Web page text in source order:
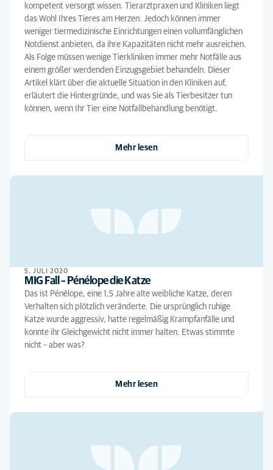
kompetent versorgt wissen. Tierarztpraxen und Kliniken liegt
das Wohl Ihres Tieres am Herzen. Jedoch können immer
weniger tiermedizinische Einrichtungen einen vollumfänglichen
Notdienst anbieten, da ihre Kapazitäten nicht mehr ausreichen.
Als Folge müssen wenige Tierkliniken immer mehr Notfälle aus
einem größer werdenden Einzugsgebiet behandeln. Dieser
Artikel klärt über die aktuelle Situation in den Kliniken auf,
erläutert die Hintergründe, und was Sie als Tierbesitzer tun
können, wenn Ihr Tier eine Notfallbehandlung benötigt.
Mehr lesen
5. JULI 2020
MIG Fall – Pénélope die Katze
Das ist Pénélope, eine 1,5 Jahre alte weibliche Katze, deren
Verhalten sich plötzlich veränderte. Die ursprünglich ruhige
Katze wurde aggressiv, hatte regelmäßig Krampfanfälle und
konnte ihr Gleichgewicht nicht immer halten. Etwas stimmte
nicht – aber was?
Mehr lesen